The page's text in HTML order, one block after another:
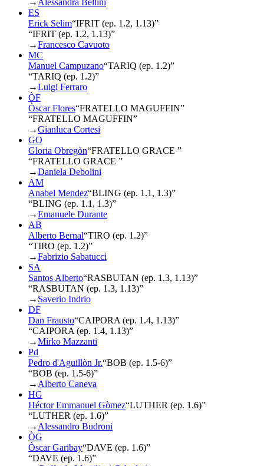
ES
Erick Selim“IFRIT (ep. 1.2, 1.13)”
“IFRIT (ep. 1.2, 1.13)”
→Francesco Cavuoto
MC
Manuel Campuzano“TARIQ (ep. 1.2)”
“TARIQ (ep. 1.2)”
→Luigi Ferraro
ÒF
Òscar Flores“FRATELLO MAGUFFIN”
“FRATELLO MAGUFFIN”
→Gianluca Cortesi
GO
Gloria Obregòn“FRATELLO GRACE ”
“FRATELLO GRACE ”
→Daniela Debolini
AM
Anabel Mendez“BLING (ep. 1.1, 1.3)”
“BLING (ep. 1.1, 1.3)”
→Emanuele Durante
AB
Alberto Bernal“TIRO (ep. 1.2)”
“TIRO (ep. 1.2)”
→Fabrizio Sabatucci
SA
Santos Alberto“RASBUTAN (ep. 1.3, 1.13)”
“RASBUTAN (ep. 1.3, 1.13)”
→ Saverio Indrio
DF
Dan Frausto“CAIPORA (ep. 1.4, 1.13)”
“CAIPORA (ep. 1.4, 1.13)”
→Mirko Mazzanti
Pd
Pedro d'Aguillòn Jr.“BOB (ep. 1.5-6)”
“BOB (ep. 1.5-6)”
→ Alberto Caneva
HG
Héctor Emmanuel Gòmez“LUTHER (ep. 1.6)”
“LUTHER (ep. 1.6)”
→ Alessandro Budroni
ÒG
Òscar Garibay“DAVE (ep. 1.6)”
“DAVE (ep. 1.6)”